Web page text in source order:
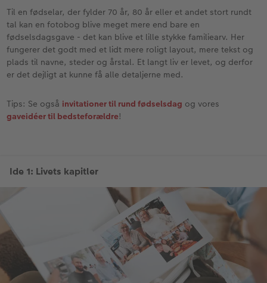
Til en fødselar, der fylder 70 år, 80 år eller et andet stort rundt
tal kan en fotobog blive meget mere end bare en
fødselsdagsgave - det kan blive et lille stykke familiearv. Her
fungerer det godt med et lidt mere roligt layout, mere tekst og
plads til navne, steder og årstal. Et langt liv er levet, og derfor
er det dejligt at kunne få alle detaljerne med.
Tips: Se også invitationer til rund fødselsdag og vores
gaveidéer til bedsteforældre!